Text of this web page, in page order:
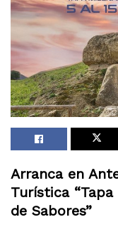
Arranca en
Turística
de Sabores”